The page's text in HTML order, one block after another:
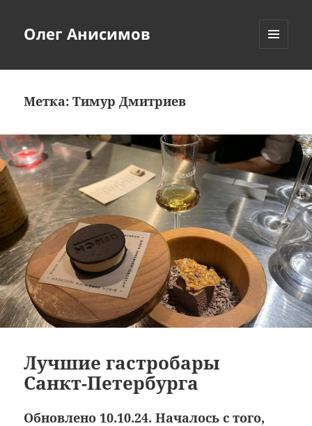
Олег Анисимов
Метка:Тимур Дмитриев
Лучшие гастробары
Санкт-Петербурга
Обновлено 10.10.24. Началось с того,